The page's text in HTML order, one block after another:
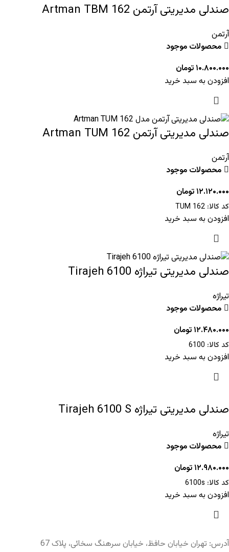
صندلی مدیریتی آرتمن Artman TBM 162
آرتمن
محصولات موجود
۱۰.۸۰۰.۰۰۰تومان
افزودن به سبد خرید
صندلی مدیریتی آرتمن Artman TUM 162
آرتمن
محصولات موجود
۱۲.۱۲۰.۰۰۰تومان
کد کالا: TUM 162
افزودن به سبد خرید
صندلی مدیریتی تیراژه Tirajeh 6100
تیراژه
محصولات موجود
۱۲.۴۸۰.۰۰۰تومان
کد کالا: 6100
افزودن به سبد خرید
صندلی مدیریتی تیراژه Tirajeh 6100 S
تیراژه
محصولات موجود
۱۲.۹۸۰.۰۰۰تومان
کد کالا: 6100s
افزودن به سبد خرید
آدرس: تهران خیابان حافظ، خیابان سرهنگ سخائی، پلاک 67